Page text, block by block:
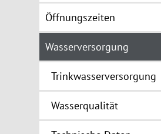
Öffnungszeiten
Wasserversorgung
Trinkwasserversorgung
Wasserqualität